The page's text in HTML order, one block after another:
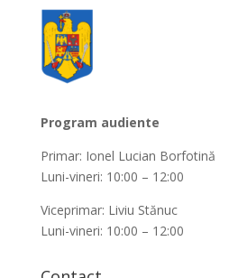
Program audiente
Primar: Ionel Lucian Borfotină
Luni-vineri: 10:00 – 12:00
Viceprimar: Liviu Stănuc
Luni-vineri: 10:00 – 12:00